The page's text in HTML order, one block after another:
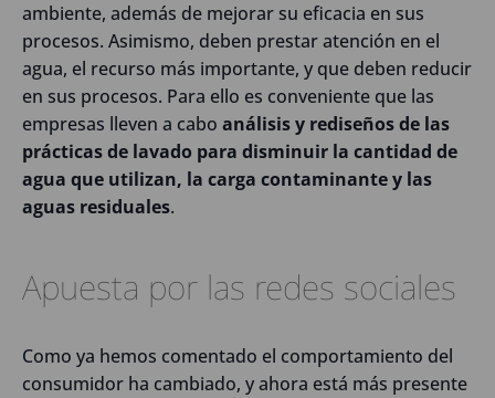
ambiente, además de mejorar su eficacia en sus
procesos. Asimismo, deben prestar atención en el
agua, el recurso más importante, y que deben reducir
en sus procesos. Para ello es conveniente que las
empresas lleven a cabo análisis y rediseños de las
prácticas de lavado para disminuir la cantidad de
agua que utilizan, la carga contaminante y las
aguas residuales.
Apuesta por las redes sociales
Como ya hemos comentado el comportamiento del
consumidor ha cambiado, y ahora está más presente